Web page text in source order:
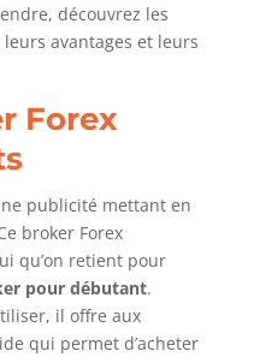
découvrez les
avantages et leurs
Forex
publicité mettant en
broker Forex
qu’on retient pour
pour débutant.
il offre aux
qui permet d’acheter